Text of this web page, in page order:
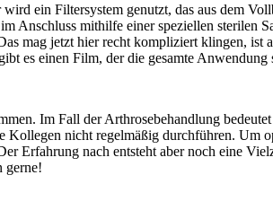
ein Filtersystem genutzt, das aus dem
Anschluss mithilfe einer speziellen sterilen
mag jetzt hier recht kompliziert klingen, ist
gibt es einen Film, der die gesamte Anwendung
Im Fall der Arthrosebehandlung
nicht regelmäßig durchführen. Um
Erfahrung nach entsteht aber noch eine
gerne!